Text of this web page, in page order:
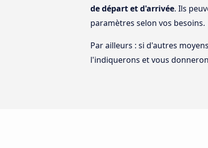
de départ et d'arrivée. Ils
paramètres selon vos besoins.
Par ailleurs : si d'autres
l'indiquerons et vous